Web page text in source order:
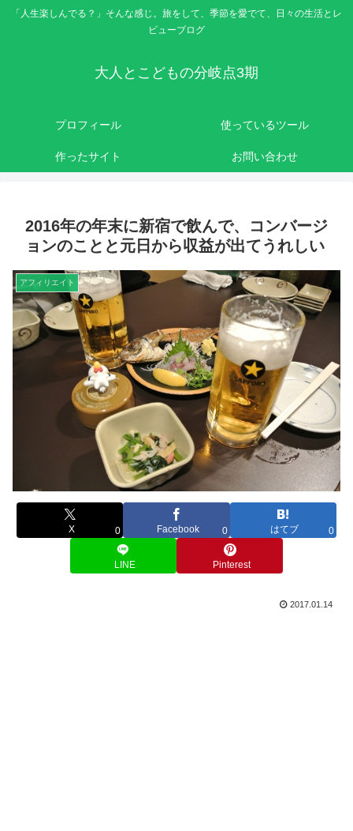
「人生楽しんでる？」そんな感じ。旅をして、季節を愛でて、日々の生活とレ
ビューブログ
大人とこどもの分岐点3期
プロフィール 使っているツール
作ったサイト お問い合わせ
2016年の年末に新宿で飲んで、コンバージ
ョンのことと元日から収益が出てうれしい
アフィリエイト
X 0 Facebook 0 はてブ 0
LINE Pinterest
2017.01.14